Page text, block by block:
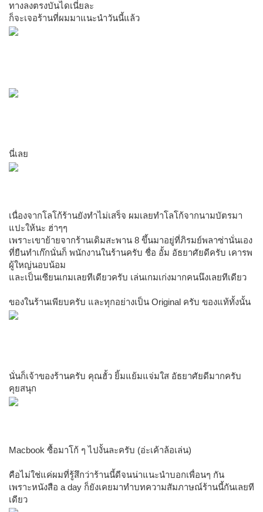
ทางลงตรงบันไดเนี่ยละ
ก็จะเจอร้านที่ผมมาแนะนำวันนี้แล้ว
นี่เลย
เนื่องจากโลโก้ร้านยังทำไม่เสร็จ ผมเลยทำโลโก้จากนามบัตรมา
แปะให้นะ ฮ่าๆๆ
เพราะเขาย้ายจากร้านเดิมสะพาน 8 ขึ้นมาอยู่ที่ภิรมย์พลาซ่านั่นเอง
ที่ยืนทำเก๊กนั่นก็ พนักงานในร้านครับ ชื่อ อั้ม อัธยาศัยดีครับ เคารพ
ผู้ใหญ่นอบน้อม
และเป็นเซียนเกมเลยทีเดียวครับ เล่นเกมเก่งมากคนนึงเลยทีเดียว
ของในร้านเพียบครับ และทุกอย่างเป็น Original ครับ ของแท้ทั้งนั้น
นั่นก็เจ้าของร้านครับ คุณฮั้ว ยิ้มแย้มแจ่มใส อัธยาศัยดีมากครับ
คุยสนุก
Macbook ซื้อมาโก้ ๆ ไปงั้นละครับ (อ่ะเค้าล้อเล่น)
คือไม่ใช่แค่ผมที่รู้สึกว่าร้านนี้ดีจนน่าแนะนำบอกเพื่อนๆ กัน
เพราะหนังสือ a day ก็ยังเคยมาทำบทความสัมภาษณ์ร้านนี้กันเลยที
เดียว